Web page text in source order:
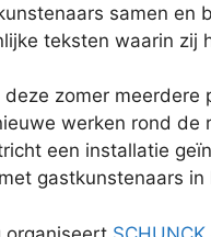
samen en
teksten waarin zij
zomer
werken rond
een installatie
gastkunstenaars in